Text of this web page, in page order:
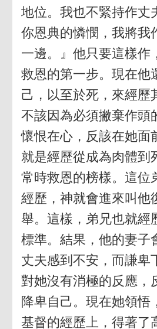
地位。我也不緊持作丈
你恩典的憐憫，我將我
一邊。』他只要這樣作
救恩的第一步。現在他
己，以至於死，來經歷
不該因為必須撇棄作頭
懷恨在心，反該在她面
就是經歷從成為肉體到
常時救恩的榜樣。這位
經歷，神就會進來叫他
舉。這樣，弟兄也就經
標準。結果，他的妻子
丈夫感到不安，而謙卑
對她沒有消極的反應，
降卑自己。現在她領悟
基督的經歷上，得著了